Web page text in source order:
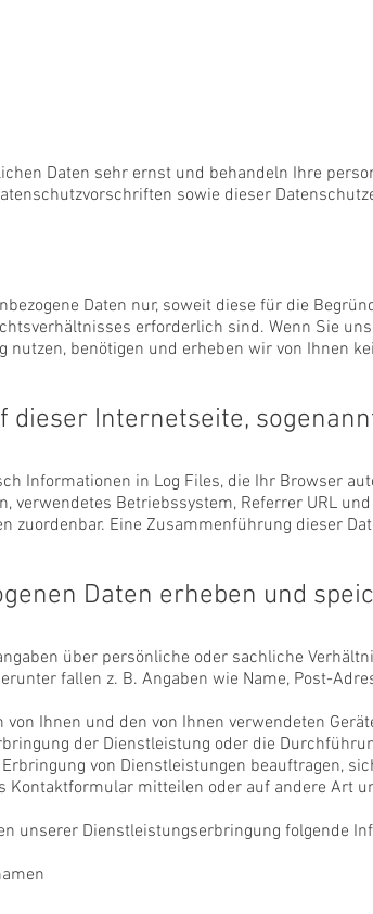
Daten sehr ernst und behandeln Ihre
sowie dieser
Daten nur, soweit diese für die
erforderlich sind. Wenn Sie
benötigen und erheben wir von Ihnen
dieser Internetseite,
Informationen in Log Files, die Ihr Browser
verwendetes Betriebssystem, Referrer URL
zuordenbar. Eine Zusammenführung dieser
Daten erheben und
über persönliche oder sachliche
fallen z. B. Angaben wie Name, Post-
Ihnen und den von Ihnen verwendeten
der Dienstleistung oder die
von Dienstleistungen beauftragen,
Kontaktformular mitteilen oder auf andere Art
unserer Dienstleistungserbringung folgende